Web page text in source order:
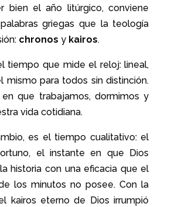
bien el año litúrgico, conviene
griegas que la teología
chronos y kairos.
tiempo que mide el reloj: lineal,
mismo para todos sin distinción.
que trabajamos, dormimos y
vida cotidiana.
es el tiempo cualitativo: el
el instante en que Dios
historia con una eficacia que el
los minutos no posee. Con la
kairos eterno de Dios irrumpió